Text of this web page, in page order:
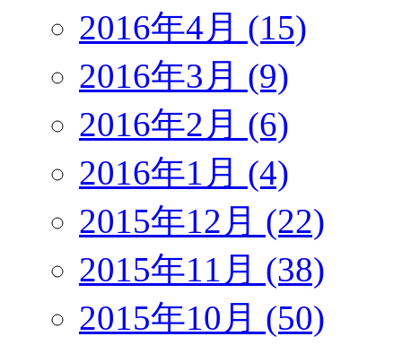
2016年4月 (15)
2016年3月 (9)
2016年2月 (6)
2016年1月 (4)
2015年12月 (22)
2015年11月 (38)
2015年10月 (50)